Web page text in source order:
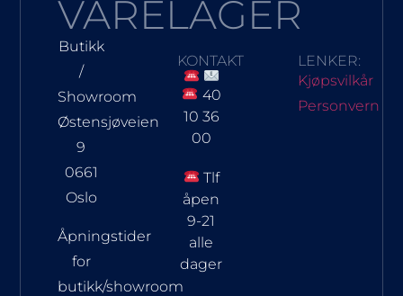
VARELAGER
Butikk
/
Showroom
Østensjøveien
9
0661
Oslo
Åpningstider
for
butikk/showroom
KONTAKT
40
10 36
00
Tlf
åpen
9-21
alle
dager
LENKER:
Kjøpsvilkår
Personvern